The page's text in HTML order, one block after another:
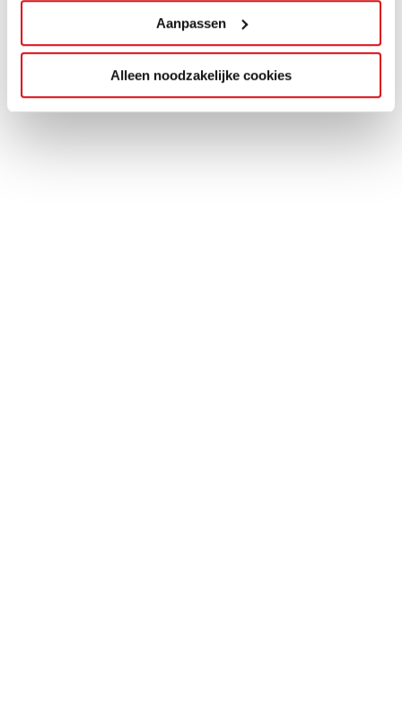
Aanpassen
Alleen noodzakelijke cookies